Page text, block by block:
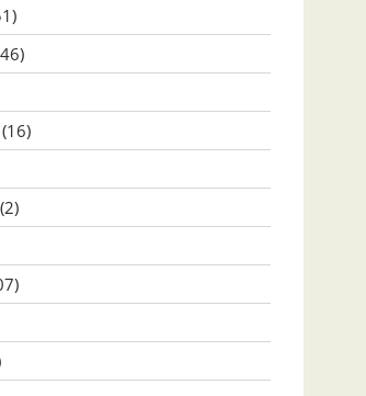
(16)
(2)